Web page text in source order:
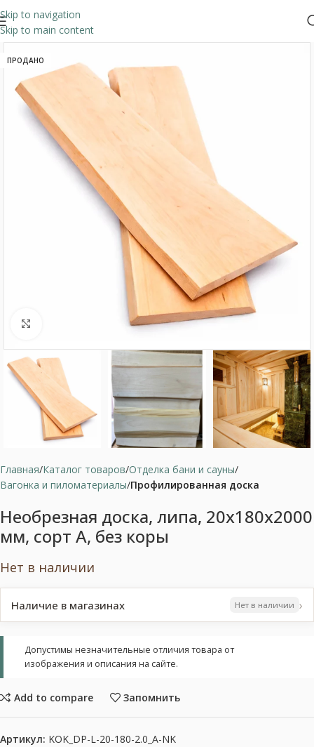
Skip to navigation
Skip to main content
ПРОДАНО
Нажмите, чтобы увеличить
Главная Каталог товаров Отделка бани и сауны
Вагонка и пиломатериалы Профилированная доска
Необрезная доска, липа, 20x180x2000
мм, сорт A, без коры
Нет в наличии
Наличие в магазинах Нет в наличии ›
Допустимы незначительные отличия товара от
изображения и описания на сайте.
Add to compare Запомнить
Артикул: KOK_DP-L-20-180-2.0_A-NK